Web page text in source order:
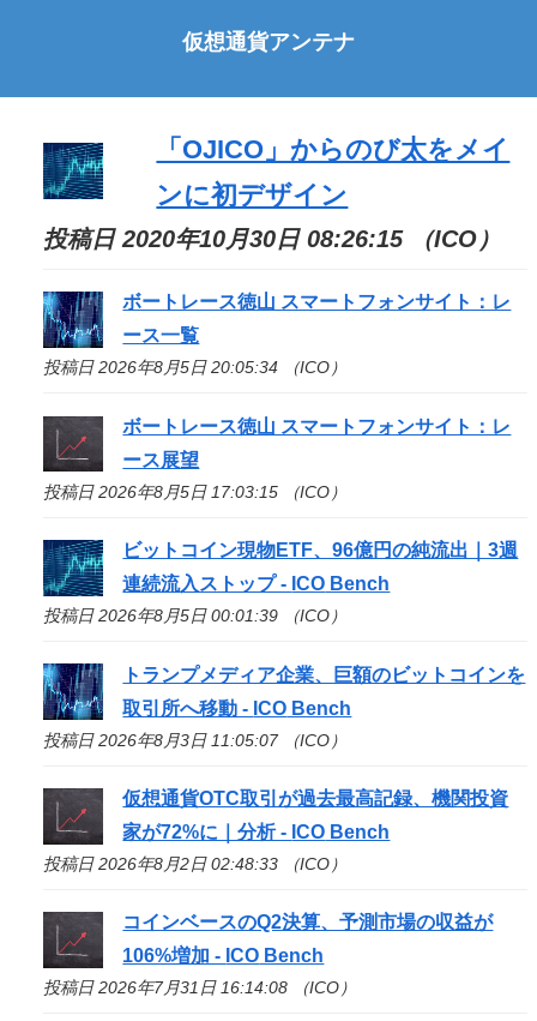
仮想通貨アンテナ
「OJICO」からのび太をメイ
ンに初デザイン
投稿日 2020年10月30日 08:26:15 （ICO）
ボートレース徳山 スマートフォンサイト：レ
ース一覧
投稿日 2026年8月5日 20:05:34 （ICO）
ボートレース徳山 スマートフォンサイト：レ
ース展望
投稿日 2026年8月5日 17:03:15 （ICO）
ビットコイン現物ETF、96億円の純流出｜3週
連続流入ストップ - ICO Bench
投稿日 2026年8月5日 00:01:39 （ICO）
トランプメディア企業、巨額のビットコインを
取引所へ移動 - ICO Bench
投稿日 2026年8月3日 11:05:07 （ICO）
仮想通貨OTC取引が過去最高記録、機関投資
家が72%に｜分析 - ICO Bench
投稿日 2026年8月2日 02:48:33 （ICO）
コインベースのQ2決算、予測市場の収益が
106%増加 - ICO Bench
投稿日 2026年7月31日 16:14:08 （ICO）